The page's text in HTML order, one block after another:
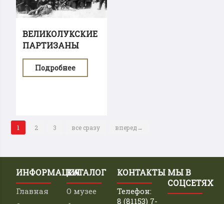
ВЕЛИКОЛУКСКИЕ
ПАРТИЗАНЫ
Подробнее
1 2 3 все сразу вперед→
ИНФОРМАЦИЯ
Главная
КАТАЛОГ
О музее
КОНТАКТЫ
Телефон:
8 (81153) 7-
МЫ В
СОЦСЕТЯХ